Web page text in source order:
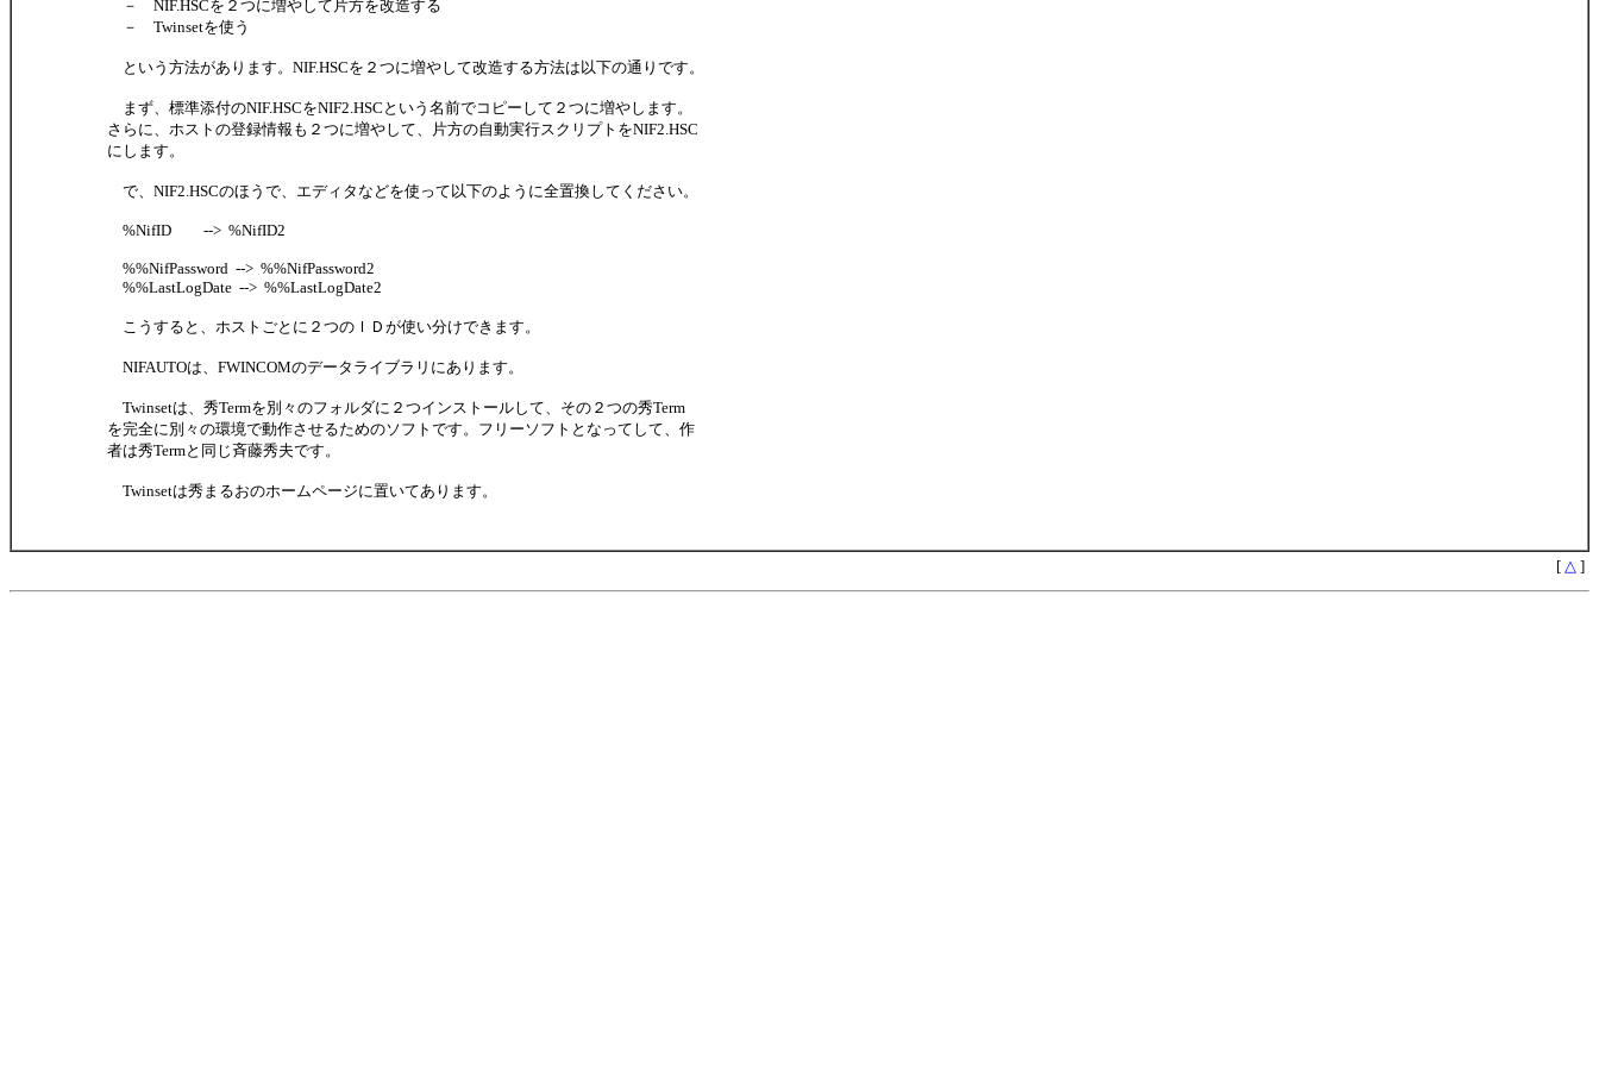
－ NIF.HSCを２つに増やして片方を改造する
－ Twinsetを使う
という方法があります。NIF.HSCを２つに増やして改造する方法は以下の通りです。
まず、標準添付のNIF.HSCをNIF2.HSCという名前でコピーして２つに増やします。
さらに、ホストの登録情報も２つに増やして、片方の自動実行スクリプトをNIF2.HSC
にします。
で、NIF2.HSCのほうで、エディタなどを使って以下のように全置換してください。
%NifID --> %NifID2
%%NifPassword --> %%NifPassword2
%%LastLogDate --> %%LastLogDate2
こうすると、ホストごとに２つのＩＤが使い分けできます。
NIFAUTOは、FWINCOMのデータライブラリにあります。
Twinsetは、秀Termを別々のフォルダに２つインストールして、その２つの秀Term
を完全に別々の環境で動作させるためのソフトです。フリーソフトとなってして、作
者は秀Termと同じ斉藤秀夫です。
Twinsetは秀まるおのホームページに置いてあります。
[ △ ]